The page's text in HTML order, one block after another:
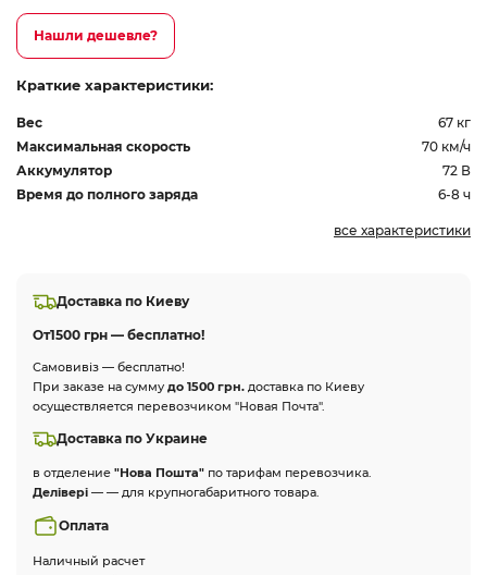
Нашли дешевле?
Краткие характеристики:
Вес
67 кг
Максимальная скорость
70 км/ч
Аккумулятор
72 В
Время до полного заряда
6-8 ч
все характеристики
Доставка по Киеву
От1500 грн — бесплатно!
Самовивіз — бесплатно!
При заказе на сумму до 1500 грн. доставка по Киеву
осуществляется перевозчиком "Новая Почта".
Доставка по Украине
в отделение "Нова Пошта" по тарифам перевозчика.
Делівері — — для крупногабаритного товара.
Оплата
Наличный расчет